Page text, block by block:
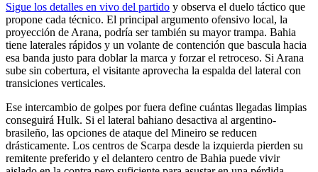
Sigue los detalles en vivo del partido y observa el duelo táctico que
propone cada técnico. El principal argumento ofensivo local, la
proyección de Arana, podría ser también su mayor trampa. Bahia
tiene laterales rápidos y un volante de contención que bascula hacia
esa banda justo para doblar la marca y forzar el retroceso. Si Arana
sube sin cobertura, el visitante aprovecha la espalda del lateral con
transiciones verticales.
Ese intercambio de golpes por fuera define cuántas llegadas limpias
conseguirá Hulk. Si el lateral bahiano desactiva al argentino-
brasileño, las opciones de ataque del Mineiro se reducen
drásticamente. Los centros de Scarpa desde la izquierda pierden su
remitente preferido y el delantero centro de Bahia puede vivir